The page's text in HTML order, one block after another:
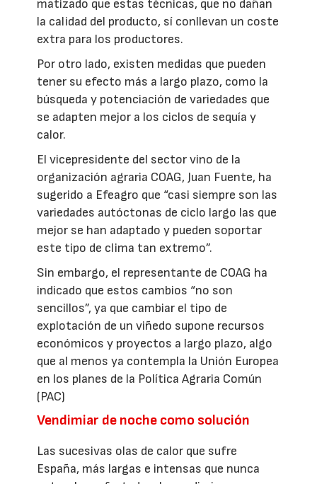
matizado que estas técnicas, que no dañan
la calidad del producto, sí conllevan un coste
extra para los productores.
Por otro lado, existen medidas que pueden
tener su efecto más a largo plazo, como la
búsqueda y potenciación de variedades que
se adapten mejor a los ciclos de sequía y
calor.
El vicepresidente del sector vino de la
organización agraria COAG, Juan Fuente, ha
sugerido a Efeagro que “casi siempre son las
variedades autóctonas de ciclo largo las que
mejor se han adaptado y pueden soportar
este tipo de clima tan extremo”.
Sin embargo, el representante de COAG ha
indicado que estos cambios “no son
sencillos”, ya que cambiar el tipo de
explotación de un viñedo supone recursos
económicos y proyectos a largo plazo, algo
que al menos ya contempla la Unión Europea
en los planes de la Política Agraria Común
(PAC)
Vendimiar de noche como solución
Las sucesivas olas de calor que sufre
España, más largas e intensas que nunca